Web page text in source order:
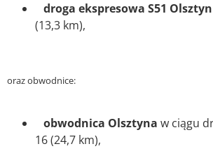
droga ekspresowa S51
(13,3 km),
oraz obwodnice:
obwodnica Olsztyna w ciągu
16 (24,7 km),